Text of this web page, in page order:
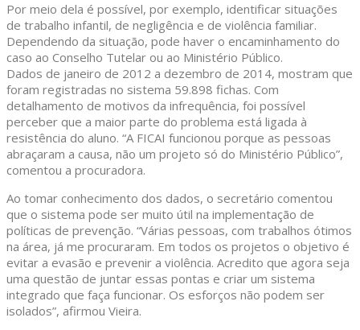
Por meio dela é possível, por exemplo, identificar situações
de trabalho infantil, de negligência e de violência familiar.
Dependendo da situação, pode haver o encaminhamento do
caso ao Conselho Tutelar ou ao Ministério Público.
Dados de janeiro de 2012 a dezembro de 2014, mostram que
foram registradas no sistema 59.898 fichas. Com
detalhamento de motivos da infrequência, foi possível
perceber que a maior parte do problema está ligada à
resistência do aluno. “A FICAI funcionou porque as pessoas
abraçaram a causa, não um projeto só do Ministério Público”,
comentou a procuradora.
Ao tomar conhecimento dos dados, o secretário comentou
que o sistema pode ser muito útil na implementação de
políticas de prevenção. “Várias pessoas, com trabalhos ótimos
na área, já me procuraram. Em todos os projetos o objetivo é
evitar a evasão e prevenir a violência. Acredito que agora seja
uma questão de juntar essas pontas e criar um sistema
integrado que faça funcionar. Os esforços não podem ser
isolados”, afirmou Vieira.